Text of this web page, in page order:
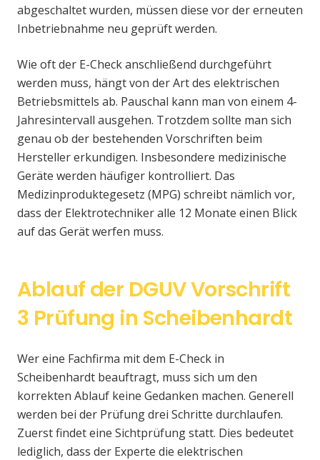
abgeschaltet wurden, müssen diese vor der erneuten
Inbetriebnahme neu geprüft werden.
Wie oft der E-Check anschließend durchgeführt
werden muss, hängt von der Art des elektrischen
Betriebsmittels ab. Pauschal kann man von einem 4-
Jahresintervall ausgehen. Trotzdem sollte man sich
genau ob der bestehenden Vorschriften beim
Hersteller erkundigen. Insbesondere medizinische
Geräte werden häufiger kontrolliert. Das
Medizinproduktegesetz (MPG) schreibt nämlich vor,
dass der Elektrotechniker alle 12 Monate einen Blick
auf das Gerät werfen muss.
Ablauf der DGUV Vorschrift
3 Prüfung in Scheibenhardt
Wer eine Fachfirma mit dem E-Check in
Scheibenhardt beauftragt, muss sich um den
korrekten Ablauf keine Gedanken machen. Generell
werden bei der Prüfung drei Schritte durchlaufen.
Zuerst findet eine Sichtprüfung statt. Dies bedeutet
lediglich, dass der Experte die elektrischen